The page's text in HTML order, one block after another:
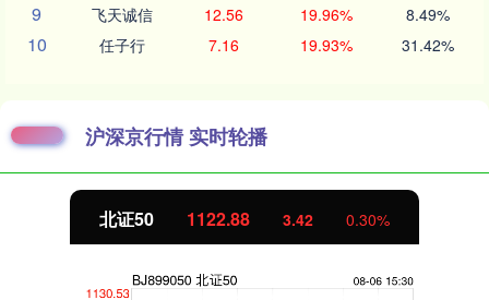
9 飞天诚信 12.56 19.96% 8.49%
10 任子行 7.16 19.93% 31.42%
沪深京行情 实时轮播
北证50 1122.88 3.42 0.30%